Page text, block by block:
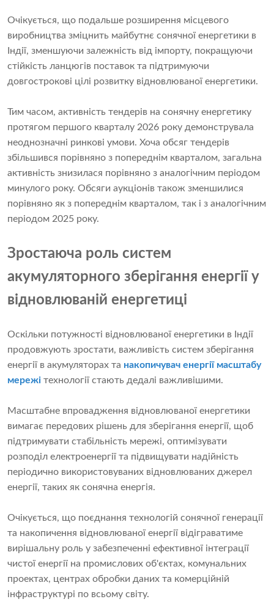
Очікується, що подальше розширення місцевого
виробництва зміцнить майбутнє сонячної енергетики в
Індії, зменшуючи залежність від імпорту, покращуючи
стійкість ланцюгів поставок та підтримуючи
довгострокові цілі розвитку відновлюваної енергетики.
Тим часом, активність тендерів на сонячну енергетику
протягом першого кварталу 2026 року демонструвала
неоднозначні ринкові умови. Хоча обсяг тендерів
збільшився порівняно з попереднім кварталом, загальна
активність знизилася порівняно з аналогічним періодом
минулого року. Обсяги аукціонів також зменшилися
порівняно як з попереднім кварталом, так і з аналогічним
періодом 2025 року.
Зростаюча роль систем
акумуляторного зберігання енергії у
відновлюваній енергетиці
Оскільки потужності відновлюваної енергетики в Індії
продовжують зростати, важливість систем зберігання
енергії в акумуляторах та накопичувач енергії масштабу
мережі технології стають дедалі важливішими.
Масштабне впровадження відновлюваної енергетики
вимагає передових рішень для зберігання енергії, щоб
підтримувати стабільність мережі, оптимізувати
розподіл електроенергії та підвищувати надійність
періодично використовуваних відновлюваних джерел
енергії, таких як сонячна енергія.
Очікується, що поєднання технологій сонячної генерації
та накопичення відновлюваної енергії відіграватиме
вирішальну роль у забезпеченні ефективної інтеграції
чистої енергії на промислових об'єктах, комунальних
проектах, центрах обробки даних та комерційній
інфраструктурі по всьому світу.